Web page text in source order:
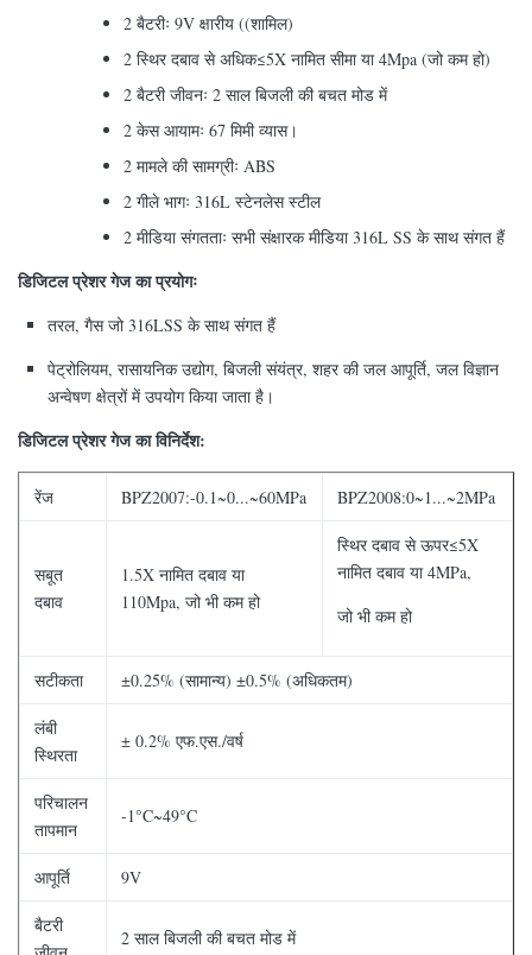
2 बैटरीः 9V क्षारीय ((शामिल)
2 स्थिर दबाव से अधिक≤5X नामित सीमा या 4Mpa (जो कम हो)
2 बैटरी जीवनः 2 साल बिजली की बचत मोड में
2 केस आयामः 67 मिमी व्यास।
2 मामले की सामग्रीः ABS
2 गीले भागः 316L स्टेनलेस स्टील
2 मीडिया संगतताः सभी संक्षारक मीडिया 316L SS के साथ संगत हैं
डिजिटल प्रेशर गेज का प्रयोगः
तरल, गैस जो 316LSS के साथ संगत हैं
पेट्रोलियम, रासायनिक उद्योग, बिजली संयंत्र, शहर की जल आपूर्ति, जल विज्ञान
अन्वेषण क्षेत्रों में उपयोग किया जाता है।
डिजिटल प्रेशर गेज का विनिर्देश:
रेंज BPZ2007:-0.1~0...~60MPa BPZ2008:0~1...~2MPa
सबूत
दबाव
1.5X नामित दबाव या
110Mpa, जो भी कम हो
स्थिर दबाव से ऊपर≤5X
नामित दबाव या 4MPa,
जो भी कम हो
सटीकता ±0.25% (सामान्य) ±0.5% (अधिकतम)
लंबी
स्थिरता
± 0.2% एफ.एस./वर्ष
परिचालन
तापमान
-1°C~49°C
आपूर्ति 9V
बैटरी
2 साल बिजली की बचत मोड में